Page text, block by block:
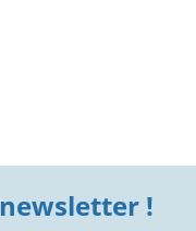
newsletter !